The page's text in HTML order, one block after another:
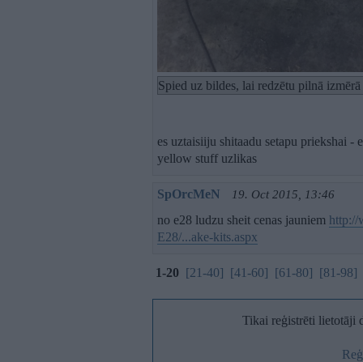
Spied uz bildes, lai redzētu pilnā
es uztaisiiju shitaadu setapu priekshai
yellow stuff uzlikas
SpOrcMeN 19. Oct 2015, 13:46
no e28 ludzu sheit cenas jauniem http://
E28/...ake-kits.aspx
1-20 [21-40] [41-60] [61-80] [81-98]
Tikai reģistrēti lietotāji